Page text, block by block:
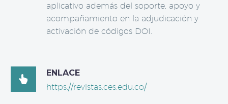
aplicativo además del soporte, apoyo y
acompañamiento en la adjudicación y
activación de códigos DOI.

ENLACE
https://revistas.ces.edu.co/